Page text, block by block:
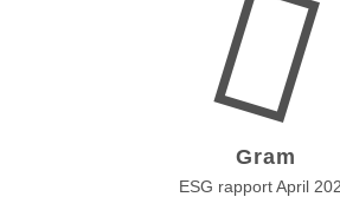
Gram
ESG rapport April